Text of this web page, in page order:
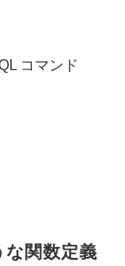
コマンド
関数定義